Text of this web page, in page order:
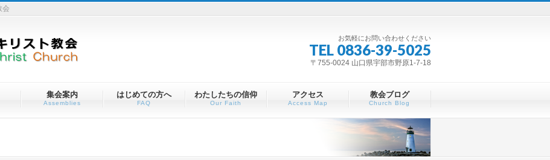
会
お気軽にお問い合わせください
TEL 0836-39-5025
〒755-0024 山口県宇部市野原1-7-18
集会案内
Assemblies
はじめての方へ
FAQ
わたしたちの信仰
Our Faith
アクセス
Access Map
教会ブログ
Church Blog